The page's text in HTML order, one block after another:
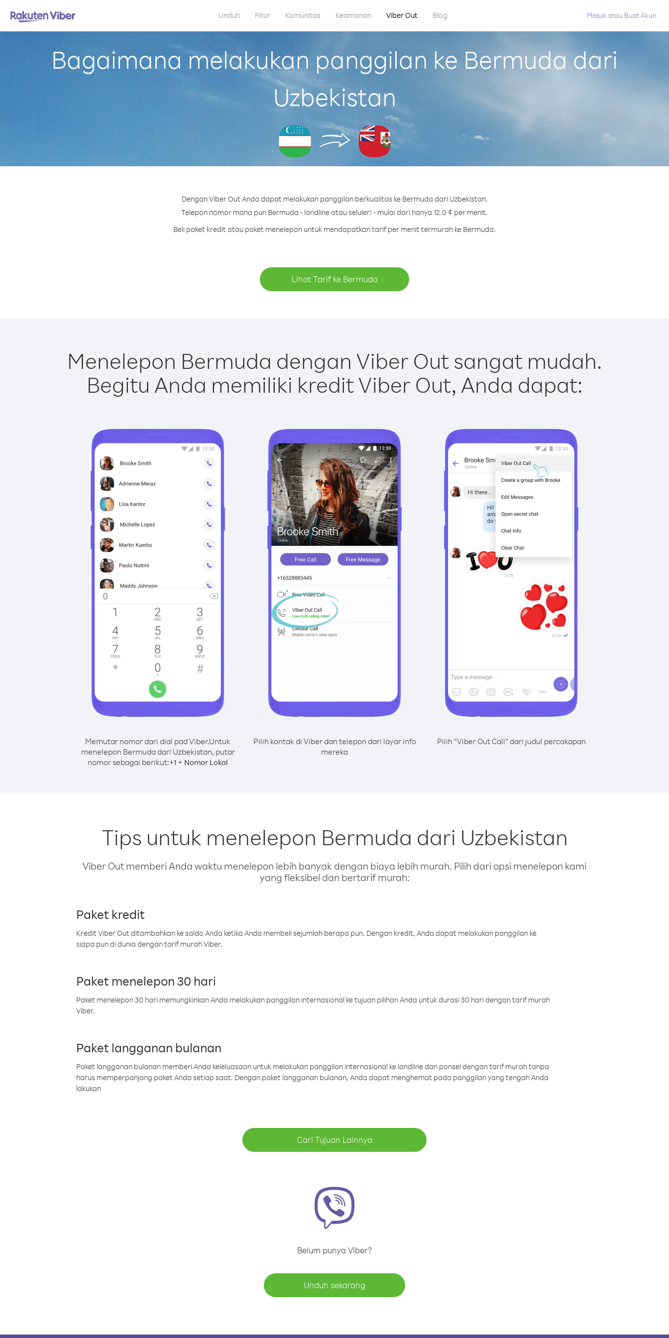
Unduh Fitur Komunitas Keamanan Viber Out Blog Masuk atau Buat Akun
Bagaimana melakukan panggilan ke Bermuda dari
Uzbekistan
Dengan Viber Out Anda dapat melakukan panggilan berkualitas ke Bermuda dari Uzbekistan.
Telepon nomor mana pun Bermuda - landline atau seluler! - mulai dari hanya 12.0 ¢ per menit.
Beli paket kredit atau paket menelepon untuk mendapatkan tarif per menit termurah ke Bermuda.
Lihat Tarif ke Bermuda
Menelepon Bermuda dengan Viber Out sangat mudah.
Begitu Anda memiliki kredit Viber Out, Anda dapat:
Memutar nomor dari dial pad Viber.Untuk
menelepon Bermuda dari Uzbekistan, putar
nomor sebagai berikut:+1 + Nomor Lokal
Pilih kontak di Viber dan telepon dari layar info
mereka
Pilih “Viber Out Call” dari judul percakapan
Tips untuk menelepon Bermuda dari Uzbekistan
Viber Out memberi Anda waktu menelepon lebih banyak dengan biaya lebih murah. Pilih dari opsi menelepon kami
yang fleksibel dan bertarif murah:
Paket kredit
Kredit Viber Out ditambahkan ke saldo Anda ketika Anda membeli sejumlah berapa pun. Dengan kredit, Anda dapat melakukan panggilan ke
siapa pun di dunia dengan tarif murah Viber.
Paket menelepon 30 hari
Paket menelepon 30 hari memungkinkan Anda melakukan panggilan internasional ke tujuan pilihan Anda untuk durasi 30 hari dengan tarif murah
Viber.
Paket langganan bulanan
Paket langganan bulanan memberi Anda keleluasaan untuk melakukan panggilan internasional ke landline dan ponsel dengan tarif murah tanpa
harus memperpanjang paket Anda setiap saat. Dengan paket langganan bulanan, Anda dapat menghemat pada panggilan yang tengah Anda
lakukan
Cari Tujuan Lainnya
Belum punya Viber?
Unduh sekarang